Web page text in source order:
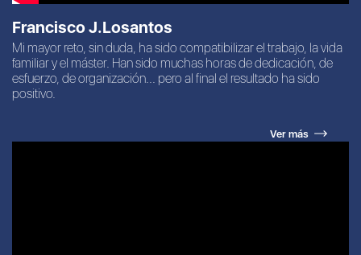
Francisco J.Losantos
Mi mayor reto, sin duda, ha sido compatibilizar el trabajo, la vida
familiar y el máster. Han sido muchas horas de dedicación, de
esfuerzo, de organización... pero al final el resultado ha sido
positivo.
Ver más